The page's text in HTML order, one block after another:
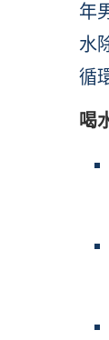
年
水
循
喝